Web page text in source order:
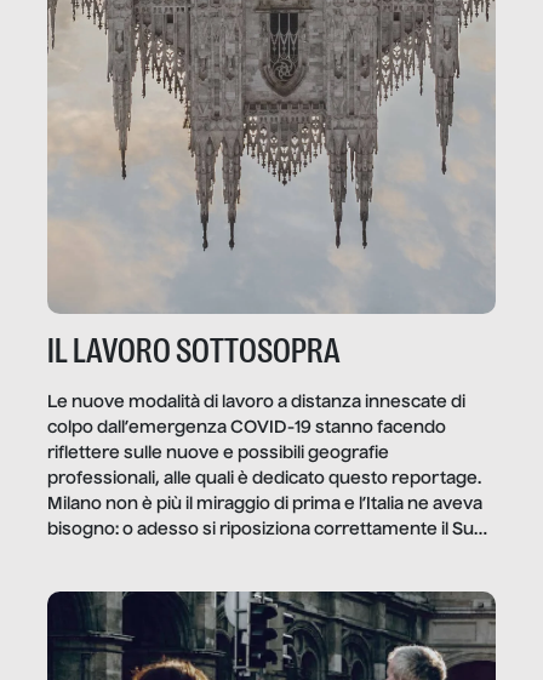
IL LAVORO SOTTOSOPRA
Le nuove modalità di lavoro a distanza innescate di
colpo dall’emergenza COVID-19 stanno facendo
riflettere sulle nuove e possibili geografie
professionali, alle quali è dedicato questo reportage.
Milano non è più il miraggio di prima e l’Italia ne aveva
bisogno: o adesso si riposiziona correttamente il Sud